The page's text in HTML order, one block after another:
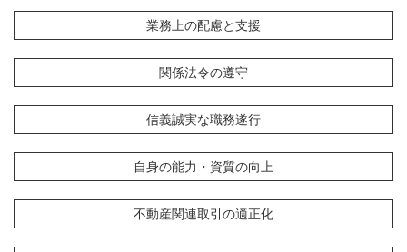
業務上の配慮と支援
関係法令の遵守
信義誠実な職務遂行
自身の能力・資質の向上
不動産関連取引の適正化